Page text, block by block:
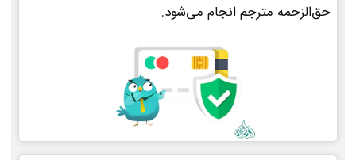
حق‌الزحمه مترجم انجام می‌شود.